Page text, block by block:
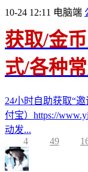
10-24 12:11 电脑端
获取/金
式/各种
24小时自助获取“
付宝）https://
动发...
4
49